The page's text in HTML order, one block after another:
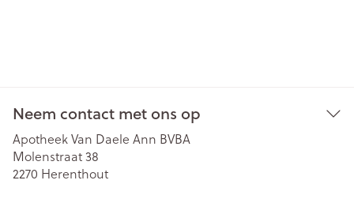
Neem contact met ons op
Apotheek Van Daele Ann BVBA
Molenstraat 38
2270 Herenthout